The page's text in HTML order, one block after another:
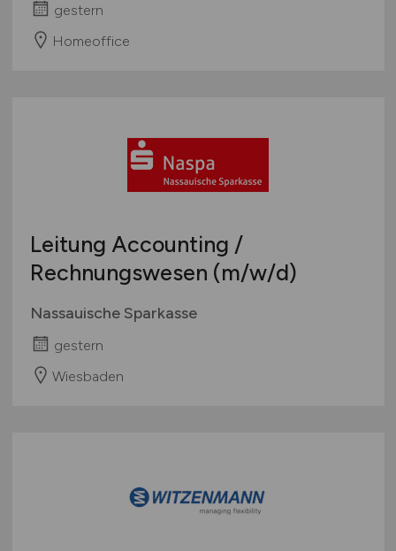
gestern
Homeoffice
Leitung Accounting /
Rechnungswesen (m/w/d)
Nassauische Sparkasse
gestern
Wiesbaden